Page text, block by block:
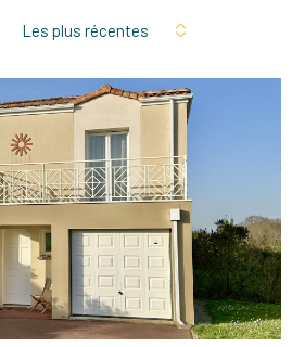
Les plus récentes
VOIR LE
BIEN